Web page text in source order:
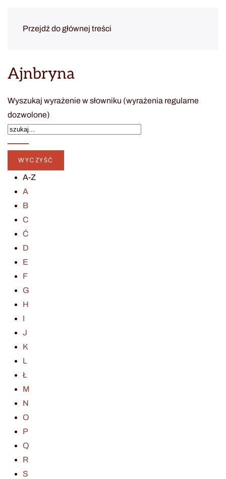
Przejdź do głównej treści
Ajnbryna
Wyszukaj wyrażenie w słowniku (wyrażenia regularne
dozwolone)
A-Z
A
B
C
Ć
D
E
F
G
H
I
J
K
L
Ł
M
N
O
P
Q
R
S